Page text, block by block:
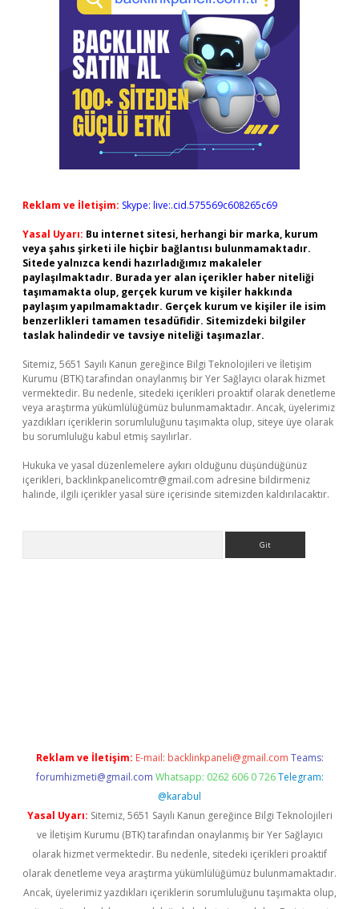
Reklam ve İletişim: Skype: live:.cid.575569c608265c69
Yasal Uyarı: Bu internet sitesi, herhangi bir marka, kurum
veya şahıs şirketi ile hiçbir bağlantısı bulunmamaktadır.
Sitede yalnızca kendi hazırladığımız makaleler
paylaşılmaktadır. Burada yer alan içerikler haber niteliği
taşımamakta olup, gerçek kurum ve kişiler hakkında
paylaşım yapılmamaktadır. Gerçek kurum ve kişiler ile isim
benzerlikleri tamamen tesadüfidir. Sitemizdeki bilgiler
taslak halindedir ve tavsiye niteliği taşımazlar.
Sitemiz, 5651 Sayılı Kanun gereğince Bilgi Teknolojileri ve İletişim
Kurumu (BTK) tarafından onaylanmış bir Yer Sağlayıcı olarak hizmet
vermektedir. Bu nedenle, sitedeki içerikleri proaktif olarak denetleme
veya araştırma yükümlülüğümüz bulunmamaktadır. Ancak, üyelerimiz
yazdıkları içeriklerin sorumluluğunu taşımakta olup, siteye üye olarak
bu sorumluluğu kabul etmiş sayılırlar.
Hukuka ve yasal düzenlemelere aykırı olduğunu düşündüğünüz
içerikleri, backlinkpanelicomtr@gmail.com adresine bildirmeniz
halinde, ilgili içerikler yasal süre içerisinde sitemizden kaldırılacaktır.
Reklam ve İletişim: E-mail: backlinkpaneli@gmail.com Teams:
forumhizmeti@gmail.com Whatsapp: 0262 606 0 726 Telegram:
@karabul
Yasal Uyarı: Sitemiz, 5651 Sayılı Kanun gereğince Bilgi Teknolojileri
ve İletişim Kurumu (BTK) tarafından onaylanmış bir Yer Sağlayıcı
olarak hizmet vermektedir. Bu nedenle, sitedeki içerikleri proaktif
olarak denetleme veya araştırma yükümlülüğümüz bulunmamaktadır.
Ancak, üyelerimiz yazdıkları içeriklerin sorumluluğunu taşımakta olup,